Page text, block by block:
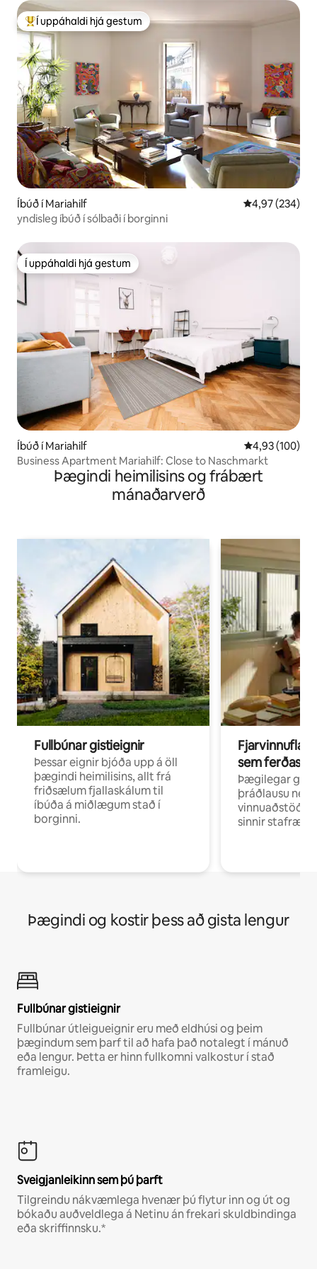
Í mestu uppáhaldi hjá gestum
Í uppáhaldi hjá gestum
Íbúð í Mariahilf 4,97 af 5 í
4,97 (234)
yndisleg íbúð í sólbaði í borginni
Í uppáhaldi hjá gestum
Í uppáhaldi hjá gestum
Íbúð í Mariahilf 4,93 af 5 í
4,93 (100)
Business Apartment Mariahilf: Close to Naschmarkt
Þægindi heimilisins og frábært
mánaðarverð
Fullbúnar gistieignir
Þessar eignir bjóða upp á öll
þægindi heimilisins, allt frá
friðsælum fjallaskálum til
íbúða á miðlægum stað í
borginni.
sem ferðast
Þægilegar
þráðlausu neti
vinnuaðstöðu
sinnir
Þægindi og kostir þess að gista lengur
Fullbúnar gistieignir
Fullbúnar útleigueignir eru með eldhúsi og þeim
þægindum sem þarf til að hafa það notalegt í mánuð
eða lengur. Þetta er hinn fullkomni valkostur í stað
framleigu.
Sveigjanleikinn sem þú þarft
Tilgreindu nákvæmlega hvenær þú flytur inn og út og
bókaðu auðveldlega á Netinu án frekari skuldbindinga
eða skriffinnsku.*